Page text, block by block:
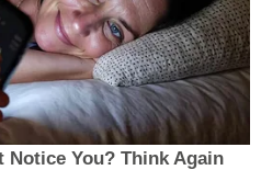
Notice You? Think Again